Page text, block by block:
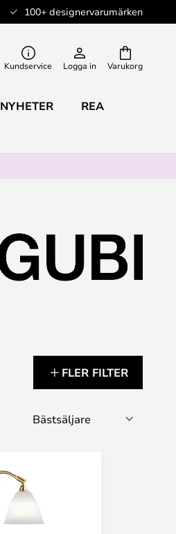
100+ designervarumärken
Varukorg
Kundservice Logga in
NYHETER REA
FLER FILTER